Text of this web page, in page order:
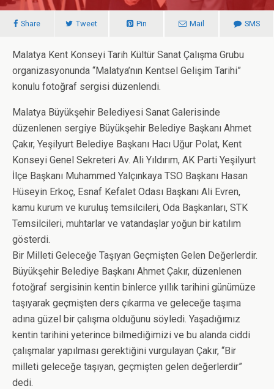
Share Tweet Pin Mail SMS
Malatya Kent Konseyi Tarih Kültür Sanat Çalışma Grubu
organizasyonunda “Malatya’nın Kentsel Gelişim Tarihi”
konulu fotoğraf sergisi düzenlendi.
Malatya Büyükşehir Belediyesi Sanat Galerisinde
düzenlenen sergiye Büyükşehir Belediye Başkanı Ahmet
Çakır, Yeşilyurt Belediye Başkanı Hacı Uğur Polat, Kent
Konseyi Genel Sekreteri Av. Ali Yıldırım, AK Parti Yeşilyurt
İlçe Başkanı Muhammed Yalçınkaya TSO Başkanı Hasan
Hüseyin Erkoç, Esnaf Kefalet Odası Başkanı Ali Evren,
kamu kurum ve kuruluş temsilcileri, Oda Başkanları, STK
Temsilcileri, muhtarlar ve vatandaşlar yoğun bir katılım
gösterdi.
Bir Milleti Geleceğe Taşıyan Geçmişten Gelen Değerlerdir.
Büyükşehir Belediye Başkanı Ahmet Çakır, düzenlenen
fotoğraf sergisinin kentin binlerce yıllık tarihini günümüze
taşıyarak geçmişten ders çıkarma ve geleceğe taşıma
adına güzel bir çalışma olduğunu söyledi. Yaşadığımız
kentin tarihini yeterince bilmediğimizi ve bu alanda ciddi
çalışmalar yapılması gerektiğini vurgulayan Çakır, “Bir
milleti geleceğe taşıyan, geçmişten gelen değerlerdir”
dedi.